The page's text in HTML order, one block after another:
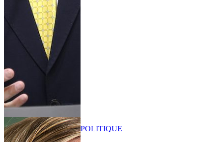
POLITIQUE